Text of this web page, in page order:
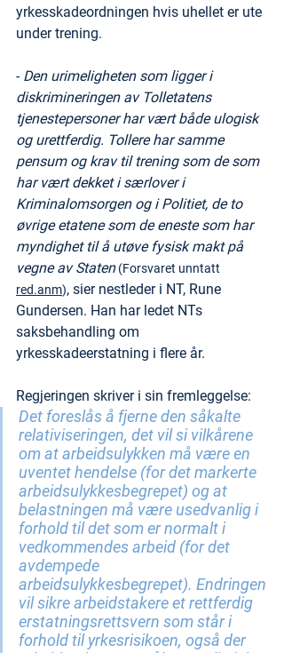
yrkesskadeordningen hvis uhellet er ute
under trening.
- Den urimeligheten som ligger i
diskrimineringen av Tolletatens
tjenestepersoner har vært både ulogisk
og urettferdig. Tollere har samme
pensum og krav til trening som de som
har vært dekket i særlover i
Kriminalomsorgen og i Politiet, de to
øvrige etatene som de eneste som har
myndighet til å utøve fysisk makt på
vegne av Staten (Forsvaret unntatt
red.anm), sier nestleder i NT, Rune
Gundersen. Han har ledet NTs
saksbehandling om
yrkesskadeerstatning i flere år.
Regjeringen skriver i sin fremleggelse:
Det foreslås å fjerne den såkalte
relativiseringen, det vil si vilkårene
om at arbeidsulykken må være en
uventet hendelse (for det markerte
arbeidsulykkesbegrepet) og at
belastningen må være usedvanlig i
forhold til det som er normalt i
vedkommendes arbeid (for det
avdempede
arbeidsulykkesbegrepet). Endringen
vil sikre arbeidstakere et rettferdig
erstatningsrettsvern som står i
forhold til yrkesrisikoen, også der